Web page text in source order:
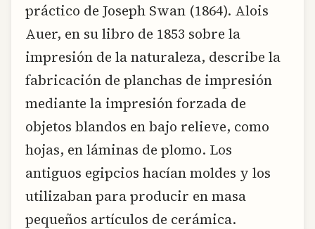
práctico de Joseph Swan (1864). Alois
Auer, en su libro de 1853 sobre la
impresión de la naturaleza, describe la
fabricación de planchas de impresión
mediante la impresión forzada de
objetos blandos en bajo relieve, como
hojas, en láminas de plomo. Los
antiguos egipcios hacían moldes y los
utilizaban para producir en masa
pequeños artículos de cerámica.